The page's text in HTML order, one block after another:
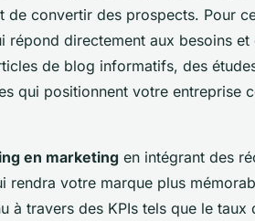
de convertir des prospects. Pour
répond directement aux besoins
de blog informatifs, des
qui positionnent votre entreprise
en marketing en intégrant des
rendra votre marque plus
à travers des KPIs tels que le